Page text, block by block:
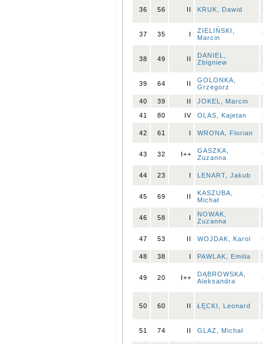
36 56 II KRUK, Dawid
37 35 I
ZIELIŃSKI,
Marcin
38 49 II
DANIEL,
Zbigniew
39 64 II
GOLONKA,
Grzegorz
40 39 II JOKEL, Marcin
41
80 IV OLAS, Kajetan
42 61 I WRONA, Florian
43 32 I++
GASZKA,
Zuzanna
44 23 I LENART, Jakub
45 69 II
KASZUBA,
Michał
46 58 I
NOWAK,
Zuzanna
47 53 II WOJDAK, Karol
48 38 I PAWLAK, Emilia
49 20 I++
DĄBROWSKA,
Aleksandra
50 60 II ŁĘCKI, Leonard
51 74 II GLAZ, Michał